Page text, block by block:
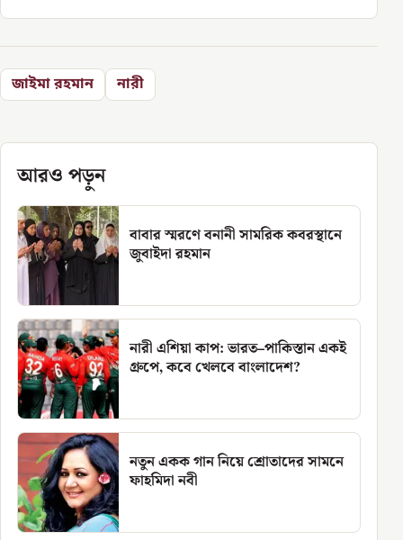
জাইমা রহমান নারী
আরও পড়ুন
বাবার স্মরণে বনানী সামরিক কবরস্থানে
জুবাইদা রহমান
নারী এশিয়া কাপ: ভারত–পাকিস্তান একই
গ্রুপে, কবে খেলবে বাংলাদেশ?
নতুন একক গান নিয়ে শ্রোতাদের সামনে
ফাহমিদা নবী